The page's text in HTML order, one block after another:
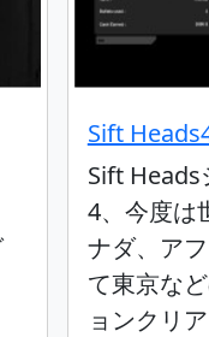
Sift
Sift Heads
4、今度は
ナダ、ア
て東京な
ョンクリ